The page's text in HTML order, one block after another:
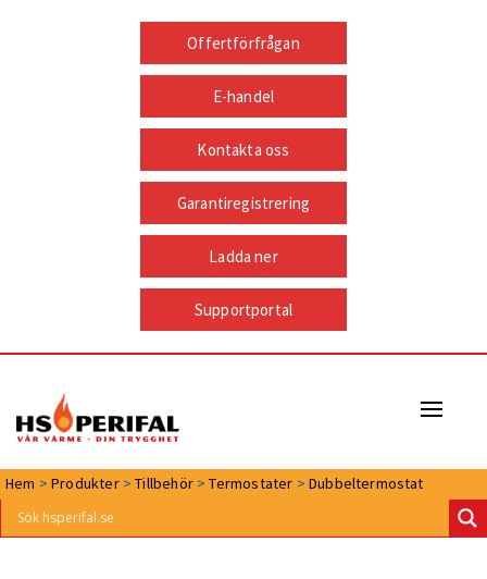
Offertförfrågan
E-handel
Kontakta oss
Garantiregistrering
Ladda ner
Supportportal
Hem >Produkter>Tillbehör>Termostater > Dubbeltermostat